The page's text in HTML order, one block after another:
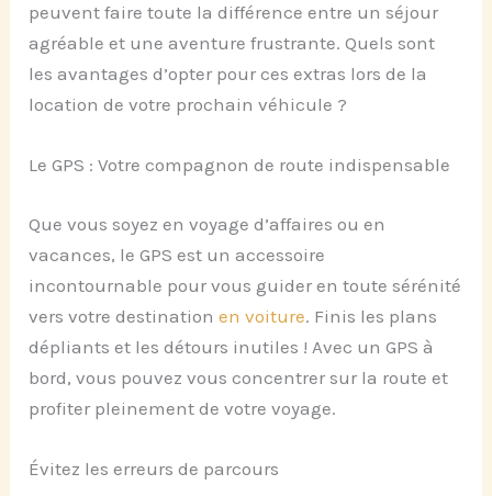
peuvent faire toute la différence entre un séjour
agréable et une aventure frustrante. Quels sont
les avantages d’opter pour ces extras lors de la
location de votre prochain véhicule ?
Le GPS : Votre compagnon de route indispensable
Que vous soyez en voyage d’affaires ou en
vacances, le GPS est un accessoire
incontournable pour vous guider en toute sérénité
vers votre destinationen voiture. Finis les plans
dépliants et les détours inutiles ! Avec un GPS à
bord, vous pouvez vous concentrer sur la route et
profiter pleinement de votre voyage.
Évitez les erreurs de parcours